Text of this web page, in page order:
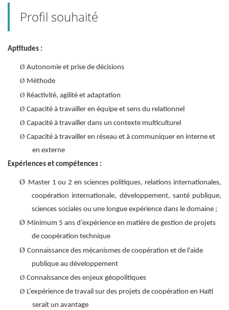
Profil souhaité
Aptitudes :
Ø Autonomie et prise de décisions
Ø Méthode
Ø Réactivité, agilité et adaptation
Ø Capacité à travailler en équipe et sens du relationnel
Ø Capacité à travailler dans un contexte multiculturel
Ø Capacité à travailler en réseau et à communiquer en interne et
en externe
Expériences et compétences :
Ø Master 1 ou 2 en sciences politiques, relations internationales,
coopération internationale, développement, santé publique,
sciences sociales ou une longue expérience dans le domaine ;
Ø Minimum 5 ans d’expérience en matière de gestion de projets
de coopération technique
Ø Connaissance des mécanismes de coopération et de l'aide
publique au développement
Ø Connaissance des enjeux géopolitiques
Ø L’expérience de travail sur des projets de coopération en Haïti
serait un avantage